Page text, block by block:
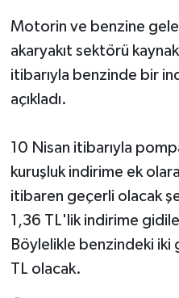
Motorin ve benzine
akaryakıt sektörü
itibarıyla benzinde bir
açıkladı.
10 Nisan itibarıyla
kuruşluk indirime ek
itibaren geçerli olacak
1,36 TL'lik indirime
Böylelikle benzindeki iki
TL olacak.